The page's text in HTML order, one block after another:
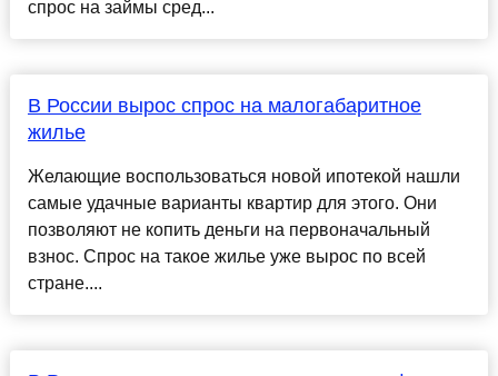
спрос на займы сред...
В России вырос спрос на малогабаритное
жилье
Желающие воспользоваться новой ипотекой нашли
самые удачные варианты квартир для этого. Они
позволяют не копить деньги на первоначальный
взнос. Спрос на такое жилье уже вырос по всей
стране....